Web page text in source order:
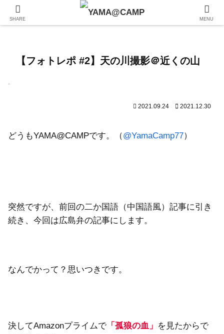
【フォトレポ #2】天の川撮影＠近くの山
2021.09.24 2021.12.30
どうもYAMA@CAMPです。（@YamaCamp77）
突然ですが、前回の二か国語（中国語風）記事に引き
続き、今回は広島弁の記事にします。
なんでかって？思いつきです。
決してAmazonプライムで 「孤狼の血」 を見たからで
SHARE MENU